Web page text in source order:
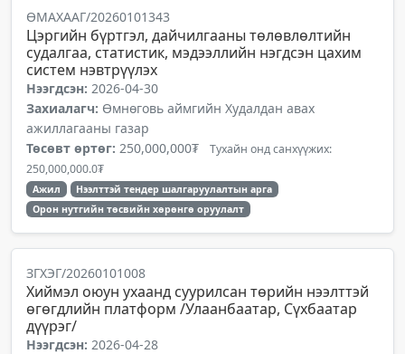
ӨМАХААГ/20260101343
Цэргийн бүртгэл, дайчилгааны төлөвлөлтийн
судалгаа, статистик, мэдээллийн нэгдсэн цахим
систем нэвтрүүлэх
Нээгдсэн: 2026-04-30
Захиалагч: Өмнөговь аймгийн Худалдан авах
ажиллагааны газар
Төсөвт өртөг: 250,000,000₮ Тухайн онд санхүүжих:
250,000,000.0₮
Ажил
Нээлттэй тендер шалгаруулалтын арга
Орон нутгийн төсвийн хөрөнгө оруулалт
ЗГХЭГ/20260101008
Хиймэл оюун ухаанд суурилсан төрийн нээлттэй
өгөгдлийн платформ /Улаанбаатар, Сүхбаатар
дүүрэг/
Нээгдсэн: 2026-04-28